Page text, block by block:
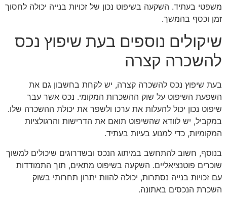
משפטי בעתיד. השקעה בשיפוט נכון של זכויות בנייה יכולה לחסוך
זמן וכסף בהמשך.
שיקולים נוספים בעת שיפוץ נכס
להשכרה קצרה
בעת שיפוץ נכס להשכרה קצרה, יש לקחת בחשבון גם את
השפעת השיפוט על שוק ההשכרות המקומי. נכס אשר עבר
שיפוט נכון יכול להעלות את ערכו ולשפר את יכולת ההשכרה שלו.
במקביל, יש לוודא שהשיפוט תואם את הדרישות והרגולציות
המקומיות, כדי למנוע בעיות בעתיד.
בנוסף, חשוב להתחשב במיתוג הנכס ובשדרוגים שיכולים למשוך
שוכרים פוטנציאליים. השקעה בשיפוט מתאים, תוך התמודדות
עם זכויות בנייה נסתרות, יכולה להוות יתרון תחרותי בשוק
השכרת הנכסים באתונה.